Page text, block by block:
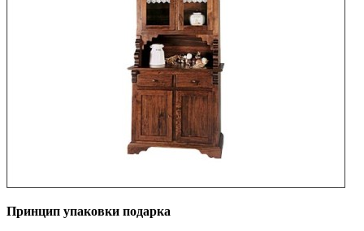
Принцип упаковки подарка